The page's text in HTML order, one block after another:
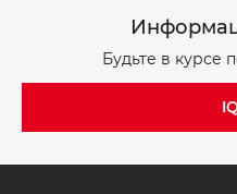
Будьте в курсе